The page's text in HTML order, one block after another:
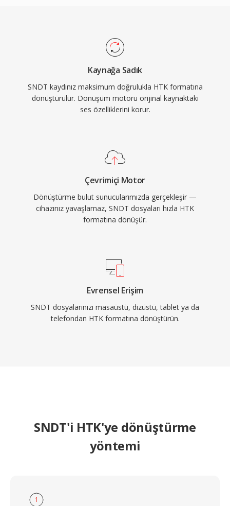
Kaynağa Sadık
SNDT kaydınız maksimum doğrulukla HTK formatına
dönüştürülür. Dönüşüm motoru orijinal kaynaktaki
ses özelliklerini korur.
Çevrimiçi Motor
Dönüştürme bulut sunucularımızda gerçekleşir —
cihazınız yavaşlamaz, SNDT dosyaları hızla HTK
formatına dönüşür.
Evrensel Erişim
SNDT dosyalarınızı masaüstü, dizüstü, tablet ya da
telefondan HTK formatına dönüştürün.
SNDT'i HTK'ye dönüştürme
yöntemi
1